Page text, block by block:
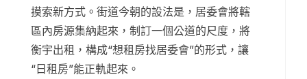
摸索新方式。街道今朝的設法是，居委會將轄
區內房源集納起來，制訂一個公道的尺度，將
衡宇出租，構成“想租房找居委會”的形式，讓
“日租房”能正軌起來。